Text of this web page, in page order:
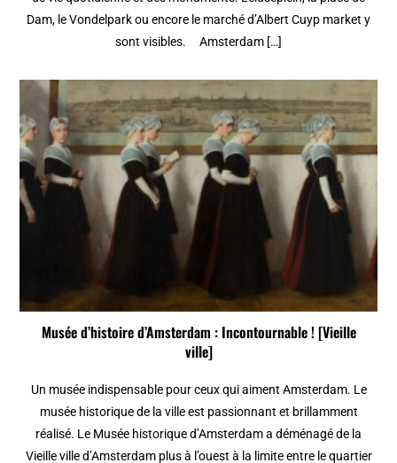
Dam, le Vondelpark ou encore le marché d’Albert Cuyp market y
sont visibles. Amsterdam […]
Musée d’histoire d’Amsterdam : Incontournable ! [Vieille
ville]
Un musée indispensable pour ceux qui aiment Amsterdam. Le
musée historique de la ville est passionnant et brillamment
réalisé. Le Musée historique d’Amsterdam a déménagé de la
Vieille ville d’Amsterdam plus à l’ouest à la limite entre le quartier